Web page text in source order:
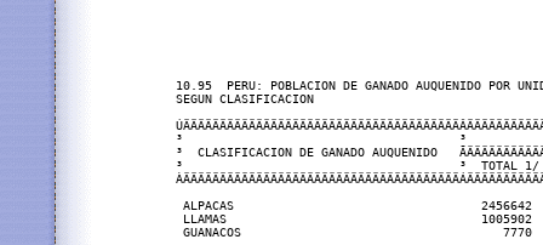
10.95  PERU: POBLACION DE GANADO AUQUENIDO POR
SEGUN CLASIFICACION
³                                      ³
³  CLASIFICACION DE GANADO AUQUENIDO
³                                      ³  TOTAL 1/   ³
ALPACAS                                  2456642
LLAMAS                                   1005902
GUANACOS